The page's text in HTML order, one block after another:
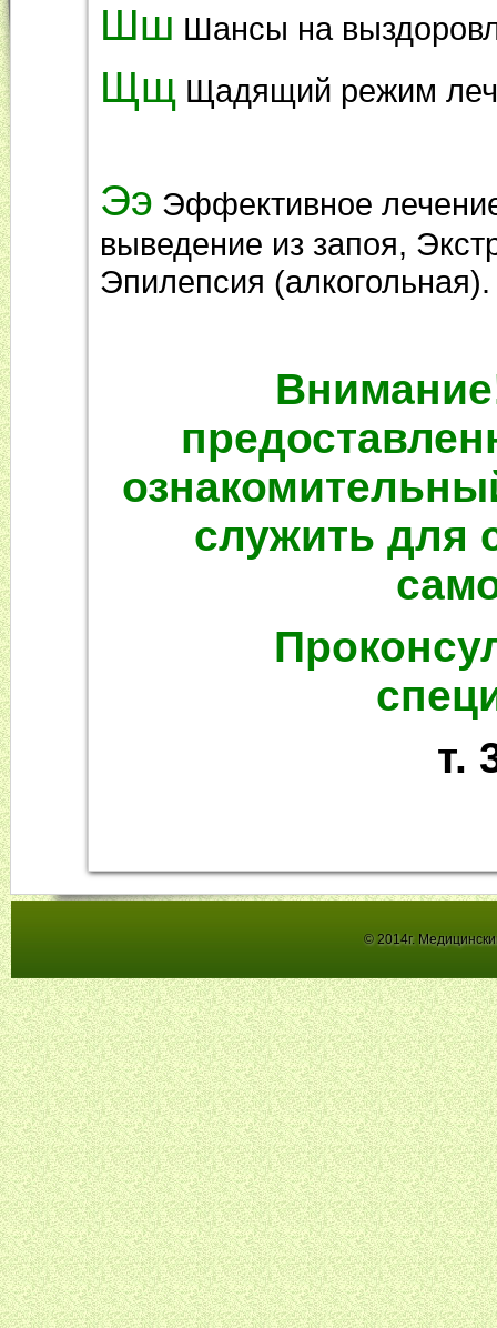
Шш Шансы на
Щщ Щадящий режим
Ээ Эффективное
выведение из запоя,
Эпилепсия (алкогольная).
служить для
т.
© 2014г.